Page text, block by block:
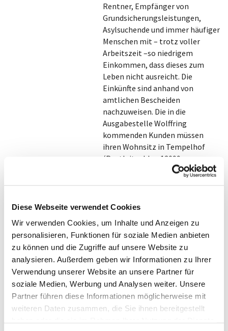
Diese Webseite verwendet Cookies
Wir verwenden Cookies, um Inhalte und Anzeigen zu
personalisieren, Funktionen für soziale Medien anbieten
zu können und die Zugriffe auf unsere Website zu
analysieren. Außerdem geben wir Informationen zu Ihrer
Verwendung unserer Website an unsere Partner für
soziale Medien, Werbung und Analysen weiter. Unsere
Partner führen diese Informationen möglicherweise mit
weiteren Daten zusammen, die Sie ihnen bereitgestellt
Rentner, Empfänger von
Grundsicherungsleistungen,
Asylsuchende und immer häufiger
Menschen mit – trotz voller
Arbeitszeit –so niedrigem
Einkommen, dass dieses zum
Leben nicht ausreicht. Die
Einkünfte sind anhand von
amtlichen Bescheiden
nachzuweisen. Die in die
Ausgabestelle Wolffring
kommenden Kunden müssen
ihren Wohnsitz in Tempelhof
(Postleitzahlen 12099,
12101,12103) haben. Zur Zeit
die für insgesamt 240 Erwachsene
abholen.
Die Arbeit in der Ausgabestelle
beginnt schon montags mit
ersten Aufbauarbeiten und dem
Abfahren der Spenderläden durch
Mitarbeiter des Fahrdienstes, und
dem Putzen der Gemüse- Salat-